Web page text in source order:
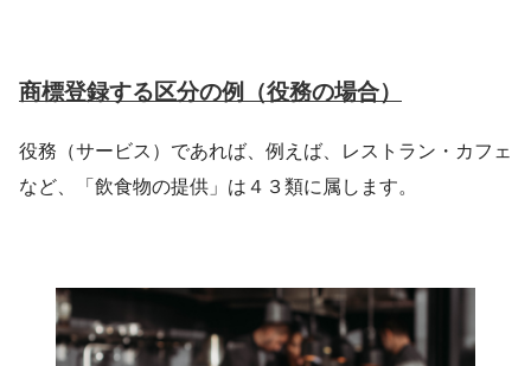
商標登録する区分の例（役務の場合）
役務（サービス）であれば、例えば、レストラン・カフェ
など、「飲食物の提供」は４３類に属します。